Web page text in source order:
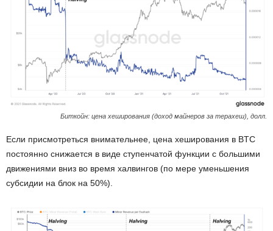
Биткойн: цена хеширования (доход майнеров за терахеш), долл.
Если присмотреться внимательнее, цена хеширования в BTC
постоянно снижается в виде ступенчатой функции с большими
движениями вниз во время халвингов (по мере уменьшения
субсидии на блок на 50%).